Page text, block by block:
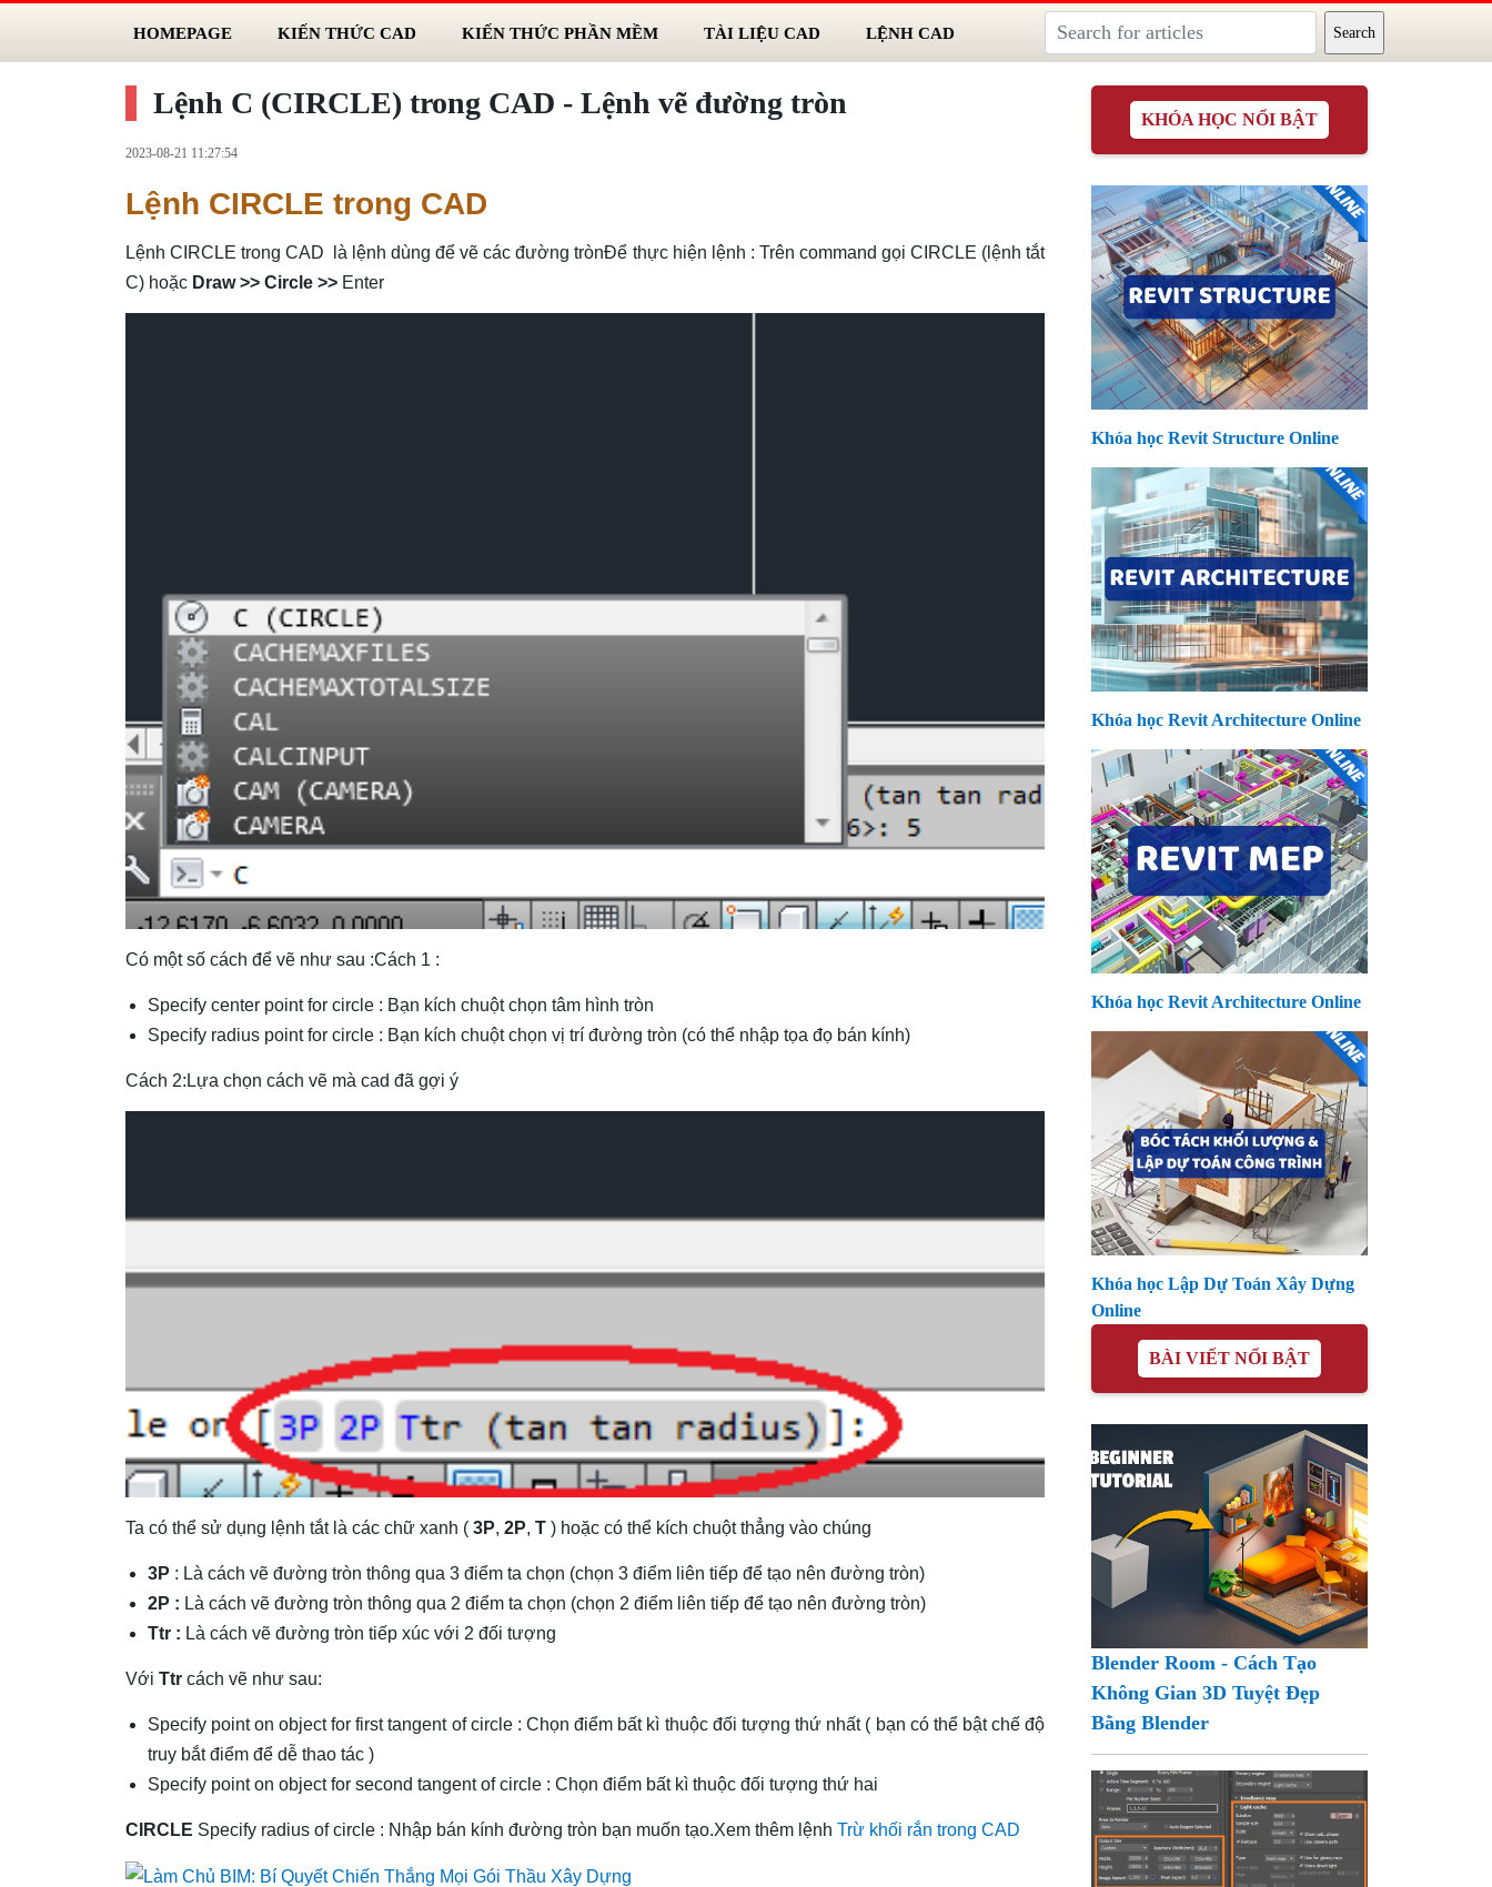
HOMEPAGE KIẾN THỨC CAD KIẾN THỨC PHẦN MỀM TÀI LIỆU CAD LỆNH CAD
Lệnh C (CIRCLE) trong CAD - Lệnh vẽ đường tròn
2023-08-21 11:27:54
Lệnh CIRCLE trong CAD
Lệnh CIRCLE trong CAD là lệnh dùng để vẽ các đường trònĐể thực hiện lệnh : Trên command gọi CIRCLE (lệnh tắt
C) hoặc Draw >> Circle >> Enter
Có một số cách để vẽ như sau :Cách 1 :
Specify center point for circle : Bạn kích chuột chọn tâm hình tròn
Specify radius point for circle : Bạn kích chuột chọn vị trí đường tròn (có thể nhập tọa đọ bán kính)
Cách 2:Lựa chọn cách vẽ mà cad đã gợi ý
Ta có thể sử dụng lệnh tắt là các chữ xanh ( 3P, 2P, T) hoặc có thể kích chuột thẳng vào chúng
3P : Là cách vẽ đường tròn thông qua 3 điểm ta chọn (chọn 3 điểm liên tiếp để tạo nên đường tròn)
2P : Là cách vẽ đường tròn thông qua 2 điểm ta chọn (chọn 2 điểm liên tiếp để tạo nên đường tròn)
Ttr : Là cách vẽ đường tròn tiếp xúc với 2 đối tượng
Với Ttr cách vẽ như sau:
Specify point on object for first tangent of circle : Chọn điểm bất kì thuộc đối tượng thứ nhất ( bạn có thể bật chế độ
truy bắt điểm để dễ thao tác )
Specify point on object for second tangent of circle : Chọn điểm bất kì thuộc đối tượng thứ hai
CIRCLE Specify radius of circle : Nhập bán kính đường tròn bạn muốn tạo.Xem thêm lệnh Trừ khối rắn trong CAD
KHÓA HỌC NỔI BẬT
Khóa học Revit Structure Online
Khóa học Revit Architecture Online
Khóa học Revit Architecture Online
Khóa học Lập Dự Toán Xây Dựng
Online
BÀI VIẾT NỔI BẬT
Blender Room - Cách Tạo
Không Gian 3D Tuyệt Đẹp
Bằng Blender